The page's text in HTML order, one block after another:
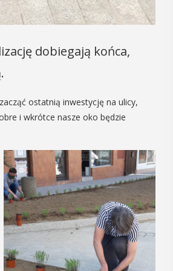
dobiegają końca,
ostatnią inwestycję na ulicy,
i wkrótce nasze oko będzie
16 MAJ
18:00
Dzień otwarty
Biblioteki
Pedagogicznej
PROGRAM DNIA OTWARTEGO BIBLIOTEKI
PEDAGOGICZNEJ W MYŚLENICACH
9.00 – 11.00 zajęcia dla dzieci:
Spotkanie z robotami - Ozobot i Photon
zapraszają dzieci do wspólnej zabawy.
Magiczne ...